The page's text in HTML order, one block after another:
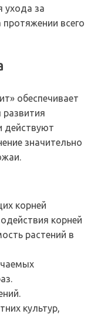
ухода за
всего
обеспечивает
действуют
значительно
корней
корней
растений в
культур,